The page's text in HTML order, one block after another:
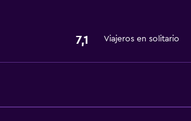
7,1 Viajeros en solitario